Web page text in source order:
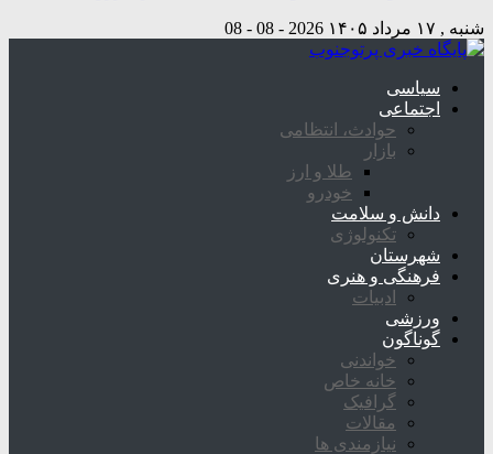
شنبه , ۱۷ مرداد ۱۴۰۵ 2026 - 08 - 08
سیاسی
اجتماعی
حوادث، انتظامی
بازار
طلا و ارز
خودرو
دانش و سلامت
تکنولوژی
شهرستان
فرهنگی و هنری
ادبیات
ورزشی
گوناگون
خواندنی
خانه خاص
گرافیک
مقالات
نیازمندی ها